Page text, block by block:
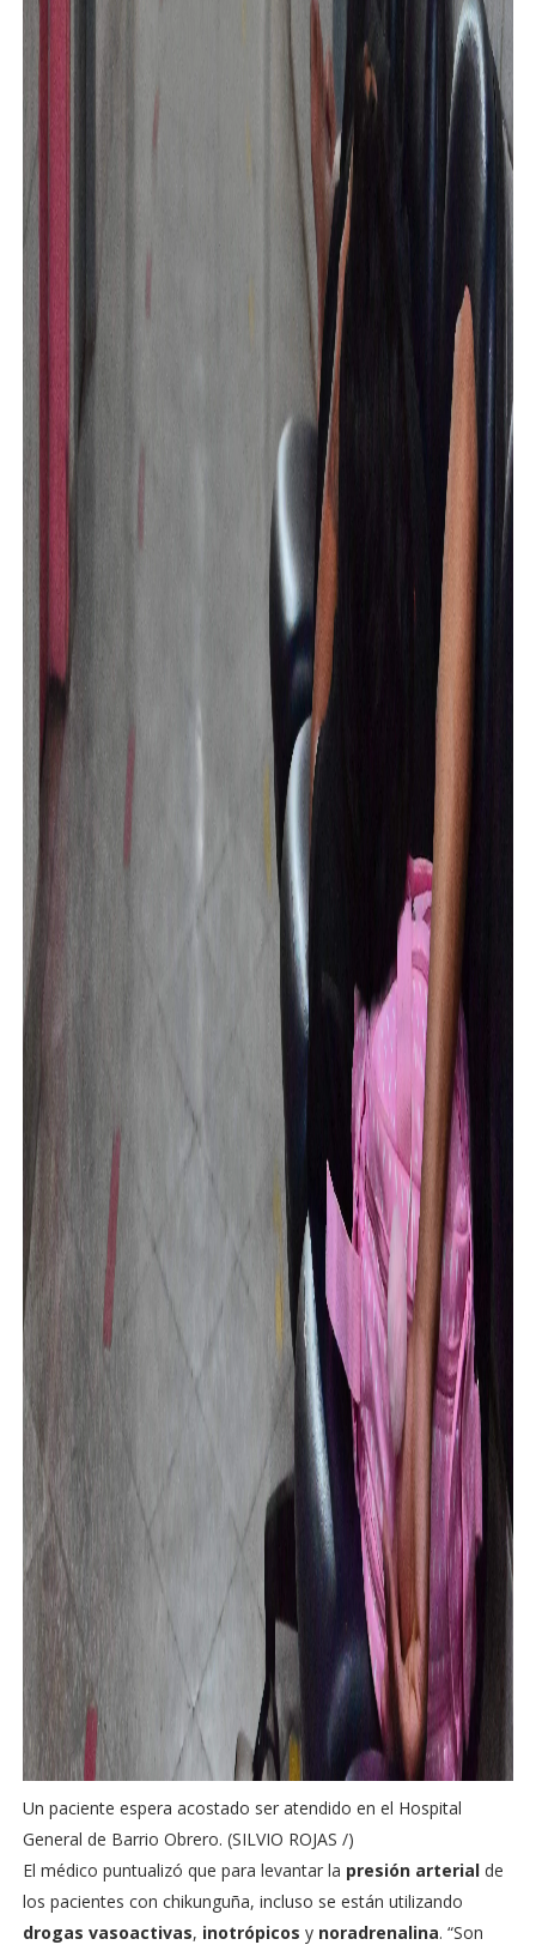
Un paciente espera acostado ser atendido en el Hospital
General de Barrio Obrero. (SILVIO ROJAS /)
El médico puntualizó que para levantar la presión arterialde
los pacientes con chikunguña, incluso se están utilizando
drogas vasoactivas, inotrópicos y noradrenalina. “Son